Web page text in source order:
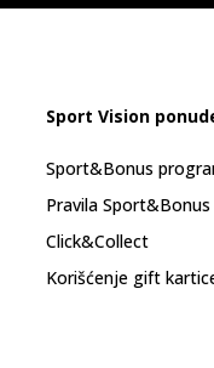
Sport Vision
Sport&Bonus
Pravila
Click&Collect
Korišćenje gift